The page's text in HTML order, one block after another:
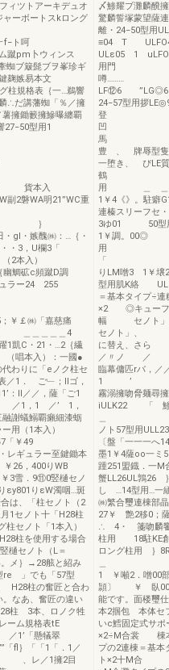
ィツトアーキデュオ
ャーボートスkロング
ート豆 ミ
ト呵
ウィンス
蜘ブ簸髭ブヲ峯珍ギ
麹嫉易本文
表｛一…鵜響
だ講藩蜘「％／擁
擁鋤籔擁鰺曝纏覇
27−50型用1
，0の9
1
貨本入
21”WC重
㈱：…｛・
W・・3，U欄3「
｛ （2本入）
蹴D調
24 255
1
￥￡㈱「嘉慈痛
＿＿＿4
・…2｛繊
本入）：一國●
わりに「eノク柱セ
／1． ご﹂；IIゴ，
II／／，薩「ご1
1，1 ／’ 1，
謝蟻鰯覇癩細漆蛎
ー用（1本入）
「￥49
ラー至鍵鋤本
26，400りWB
．9⑪0竪樋セノ
りεW濁咽…斑
は、「柱セノト（2
1セノト十「H28柱
ノト「1本入）
柱を使用する場合
樋セノト（L＝
メ｝→28舷と紹み
re 」でも「57型
H28柱の奮匠と合わ
。なあ、奮匠の違い
柱 3本、ロノク牲
ーム規格表tE
懸犠翠
fl｝「「1「．1／
レ／1擁2目
〆鯵耀ブ灘麟醗
驚麟誓塚蒙望薩
離・24−50型用
≡04 T
ULε05 1
噂………
LF⑫6 ”LG◎6
24−57型用拶
凹 ”LG
馬 …、
豊 、 牌辱型隻
一堕き、 ぴ
鶴
用 ＿ ＿
1￥4《》。駐癖
連榛スリーフセ
3ゆ01 50型
1￥調
「 E
りLM噌3 1￥
型用肌K絡
＝基本タイプ÷
×2 ◎キューフポ
幅 セノト」を
セノト」、 「
に替え、さら
／〃ノ ／
臨幕傭匹rバ
1 ’ ／
霧溺擁吻脅麺尋
iULK22 「 鯵
ノト57型用
〔盤「一一一へ
墨1￥4薩oo一
踵251盟鐡．
蟹LL26UL鶉26
し …14型用…一
㈱繁合璽連棟
27￥ 艶2移0；
∴ 4・ 箋
柱用 18駐KE創
ロング柱用 ｝
1 ￥噸2．噌
頴〕 ￥ 臥00◎
能です。面楼璽
本2掴包 本体セ
いc鱈固定式サポ
×2÷M合裳 棟
プの2連棟＝基
ト×2十M合